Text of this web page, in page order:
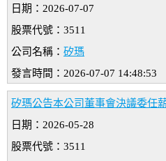
日期：2026-07-07
股票代號：3511
公司名稱： 矽瑪
發言時間：2026-07-07 14:48:53
矽瑪公告本公司董事會決議委任
日期：2026-05-28
股票代號：3511